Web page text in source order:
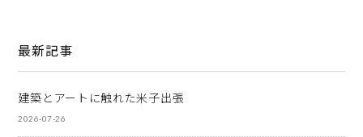
最新記事
建築とアートに触れた米子出張
2026-07-26